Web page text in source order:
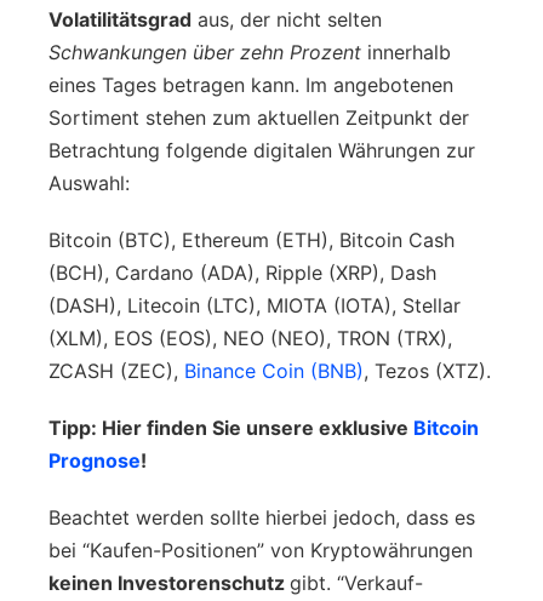
Volatilitätsgrad aus, der nicht selten
Schwankungen über zehn Prozent innerhalb
eines Tages betragen kann. Im angebotenen
Sortiment stehen zum aktuellen Zeitpunkt der
Betrachtung folgende digitalen Währungen zur
Auswahl:
Bitcoin (BTC), Ethereum (ETH), Bitcoin Cash
(BCH), Cardano (ADA), Ripple (XRP), Dash
(DASH), Litecoin (LTC), MIOTA (IOTA), Stellar
(XLM), EOS (EOS), NEO (NEO), TRON (TRX),
ZCASH (ZEC), Binance Coin (BNB), Tezos (XTZ).
Tipp: Hier finden Sie unsere exklusive Bitcoin
Prognose!
Beachtet werden sollte hierbei jedoch, dass es
bei “Kaufen-Positionen” von Kryptowährungen
keinen Investorenschutz gibt. “Verkauf-